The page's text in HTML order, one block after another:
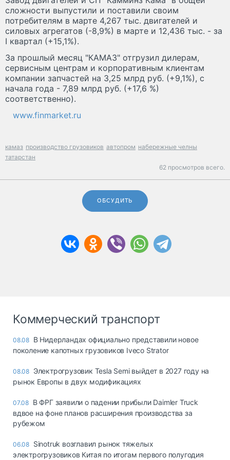
сложности выпустили и поставили своим
потребителям в марте 4,267 тыс. двигателей и
силовых агрегатов (-8,9%) в марте и 12,436 тыс. - за
I квартал (+15,1%).
За прошлый месяц "КАМАЗ" отгрузил дилерам,
сервисным центрам и корпоративным клиентам
компании запчастей на 3,25 млрд руб. (+9,1%), с
начала года - 7,89 млрд руб. (+17,6 %)
соответственно).
www.finmarket.ru
камаз производство грузовиков автопром набережные челны
татарстан
62 просмотров всего.
ОБСУДИТЬ
Коммерческий транспорт
08.08 В Нидерландах официально представили новое
поколение капотных грузовиков Iveco Strator
08.08 Электрогрузовик Tesla Semi выйдет в 2027 году на
рынок Европы в двух модификациях
07.08 В ФРГ заявили о падении прибыли Daimler Truck
вдвое на фоне планов расширения производства за
рубежом
06.08 Sinotruk возглавил рынок тяжелых
электрогрузовиков Китая по итогам первого полугодия